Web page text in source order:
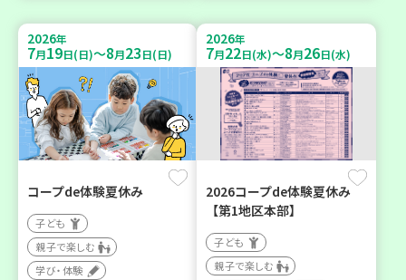
2026年
7月19日(日)～8月23日(日)
コープde体験夏休み
子ども
親子で楽しむ
学び・体験
2026年
7月22日(水)～8月26日(水)
2026コープde体験夏休み
【第1地区本部】
子ども
親子で楽しむ